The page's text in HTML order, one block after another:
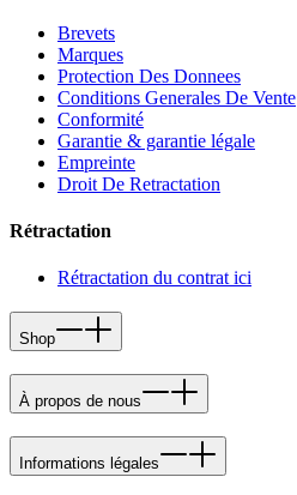
Brevets
Marques
Protection Des Donnees
Conditions Generales De Vente
Conformité
Garantie & garantie légale
Empreinte
Droit De Retractation
Rétractation
Rétractation du contrat ici
Shop
À propos de nous
Informations légales